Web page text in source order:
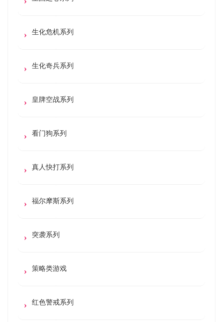
生化危机系列
生化奇兵系列
皇牌空战系列
看门狗系列
真人快打系列
福尔摩斯系列
突袭系列
策略类游戏
红色警戒系列